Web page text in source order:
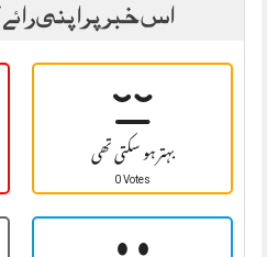
اس خبر پر اپنی
بہتر ہو سکتی تھی
0 Votes